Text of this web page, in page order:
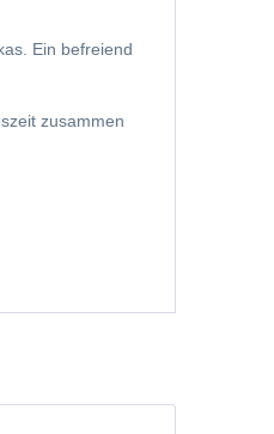
Ein befreiend
zusammen